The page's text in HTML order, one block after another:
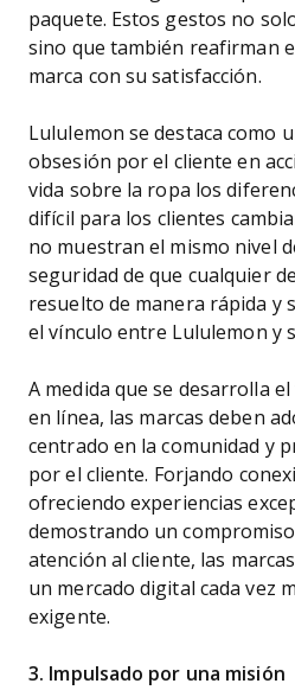
paquete. Estos gestos no
sino que también reafirman
marca con su satisfacción.
Lululemon se destaca como
obsesión por el cliente en
vida sobre la ropa los
difícil para los clientes
no muestran el mismo nivel
seguridad de que cualquier
resuelto de manera rápida y
el vínculo entre Lululemon y
A medida que se desarrolla
en línea, las marcas deben
centrado en la comunidad y
por el cliente. Forjando
ofreciendo experiencias
demostrando un
atención al cliente, las
un mercado digital cada vez
exigente.
3. Impulsado por una misión